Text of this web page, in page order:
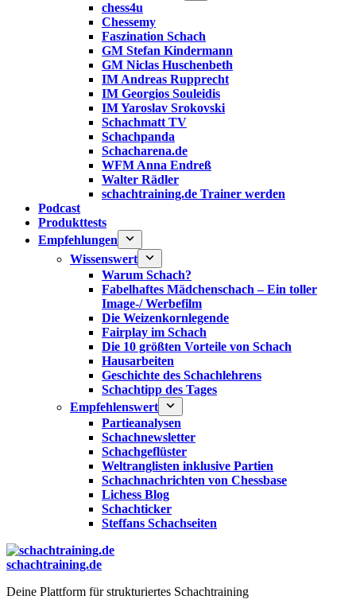
chess4u
Chessemy
Faszination Schach
GM Stefan Kindermann
GM Niclas Huschenbeth
IM Andreas Rupprecht
IM Georgios Souleidis
IM Yaroslav Srokovski
Schachmatt TV
Schachpanda
Schacharena.de
WFM Anna Endreß
Walter Rädler
schachtraining.de Trainer werden
Podcast
Produkttests
Empfehlungen
Wissenswert
Warum Schach?
Fabelhaftes Mädchenschach – Ein toller
Image-/ Werbefilm
Die Weizenkornlegende
Fairplay im Schach
Die 10 größten Vorteile von Schach‎
Hausarbeiten
Geschichte des Schachlehrens
Schachtipp des Tages
Empfehlenswert
Partieanalysen
Schachnewsletter
Schachgeflüster
Weltranglisten inklusive Partien
Schachnachrichten von Chessbase
Lichess Blog
Schachticker
Steffans Schachseiten
schachtraining.de
Deine Plattform für strukturiertes Schachtraining